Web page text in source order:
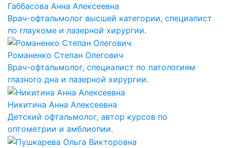
Габбасова Анна Алексеевна
Врач-офтальмолог высшей категории, специалист
по глаукоме и лазерной хирургии.
Романенко Степан Олегович
Врач-офтальмолог, специалист по патологиям
глазного дна и лазерной хирургии.
Никитина Анна Алексеевна
Детский офтальмолог, автор курсов по
оптометрии и амблиопии.